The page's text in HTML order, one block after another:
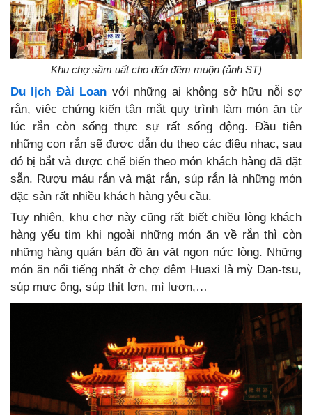
Khu chợ sầm uất cho đến đêm muộn (ảnh ST)
Du lịch Đài Loan với những ai không sở hữu nỗi sợ
rắn, việc chứng kiến tận mắt quy trình làm món ăn từ
lúc rắn còn sống thực sự rất sống động. Đầu tiên
những con rắn sẽ được dẫn dụ theo các điệu nhạc, sau
đó bị bắt và được chế biến theo món khách hàng đã đặt
sẵn. Rượu máu rắn và mật rắn, súp rắn là những món
đặc sản rất nhiều khách hàng yêu cầu.
Tuy nhiên, khu chợ này cũng rất biết chiều lòng khách
hàng yếu tim khi ngoài những món ăn về rắn thì còn
những hàng quán bán đồ ăn vặt ngon nức lòng. Những
món ăn nổi tiếng nhất ở chợ đêm Huaxi là mỳ Dan-tsu,
súp mực ống, súp thịt lợn, mì lươn,…